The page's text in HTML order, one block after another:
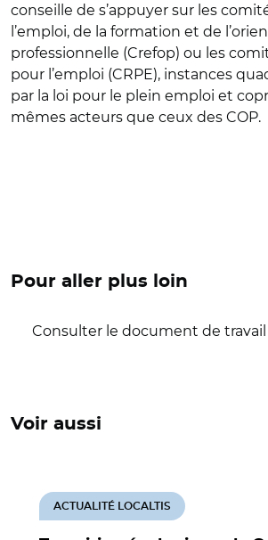
conseille de s’appuyer sur les
l’emploi, de la formation et de
professionnelle (Crefop) ou les
pour l’emploi (CRPE), instances
par la loi pour le plein emploi et
mêmes acteurs que ceux des COP.
Pour aller plus loin
Consulter le document de travail
Voir aussi
ACTUALITÉ LOCALTIS